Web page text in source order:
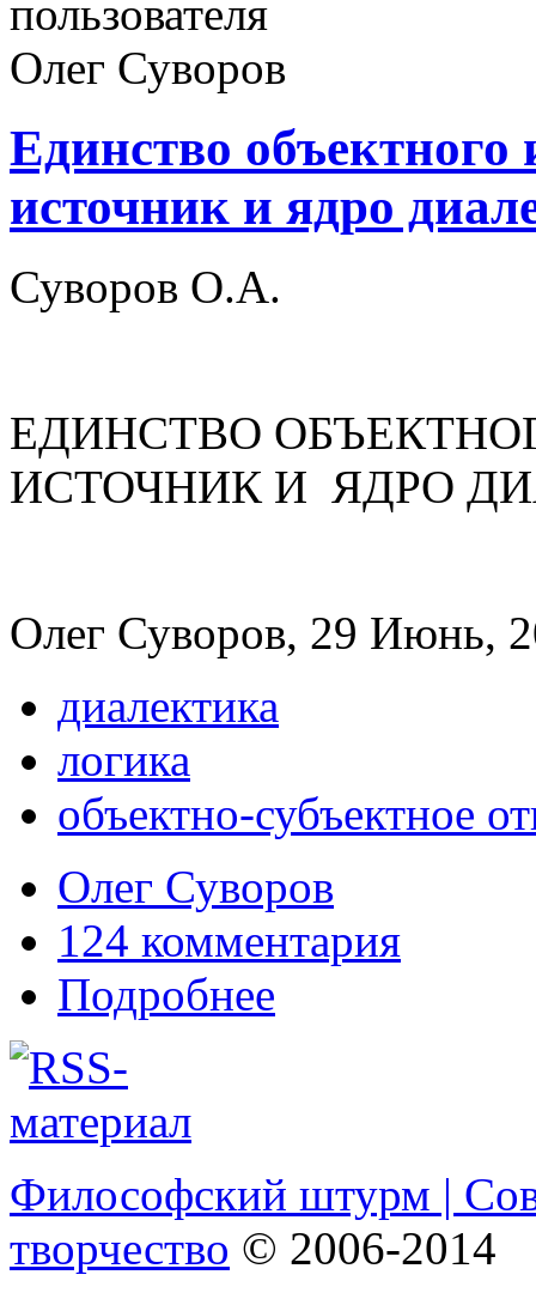
Единство объектного
источник и ядро
Суворов О.А.
ЕДИНСТВО
ИСТОЧНИК И ЯДРО
Олег Суворов, 29 Июнь,
диалектика
логика
объектно-субъектное
Олег Суворов
124 комментария
Подробнее
Философский штурм |
творчество © 2006-2014